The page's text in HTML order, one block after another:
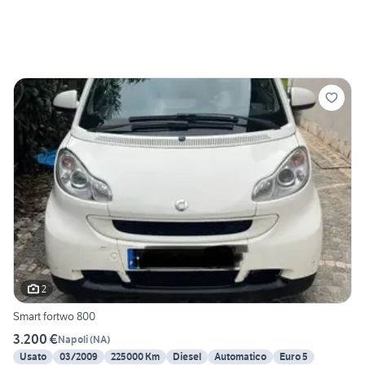
2
Smart fortwo 800
3.200 €Napoli(NA)
Usato
03/2009 225000 Km Diesel Automatico Euro 5